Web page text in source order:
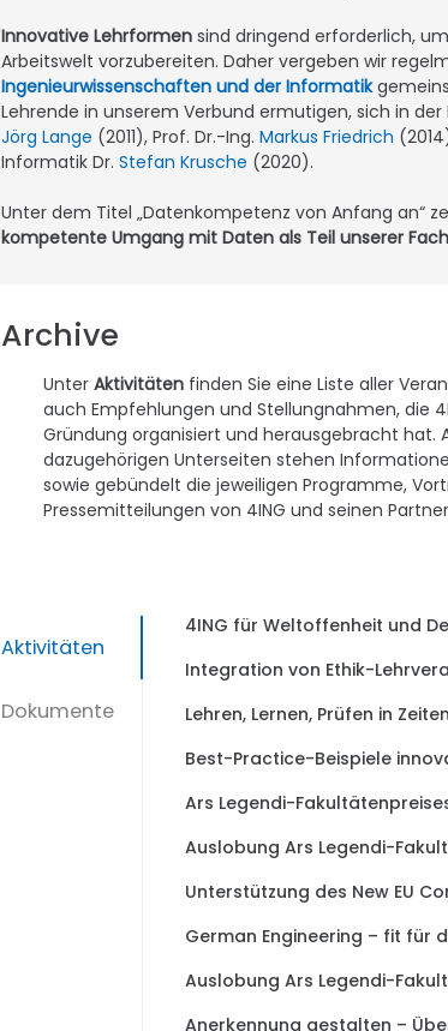
Innovative Lehrformen sind dringend erforderlich,
Arbeitswelt vorzubereiten. Daher vergeben wir
Ingenieurwissenschaften und der Informatik
Lehrende in unserem Verbund ermutigen, sich in
Jörg Lange (2011), Prof. Dr.-Ing. Markus Friedrich
Informatik Dr. Stefan Krusche (2020).
Unter dem Titel „Datenkompetenz von Anfang an“
kompetente Umgang mit Daten als Teil unserer
Archive
Unter Aktivitäten finden Sie eine Liste aller
auch Empfehlungen und Stellungnahmen, die
Gründung organisiert und herausgebracht hat.
dazugehörigen Unterseiten stehen
sowie gebündelt die jeweiligen Programme,
Pressemitteilungen von 4ING und seinen
Aktivitäten
Dokumente
4ING für Weltoffenheit und
Integration von Ethik-
Lehren, Lernen, Prüfen in
Best-Practice-Beispiele
Ars Legendi-
Auslobung Ars Legendi-
Unterstützung des New EU
German Engineering – fit für
Auslobung Ars Legendi-
Anerkennung gestalten –